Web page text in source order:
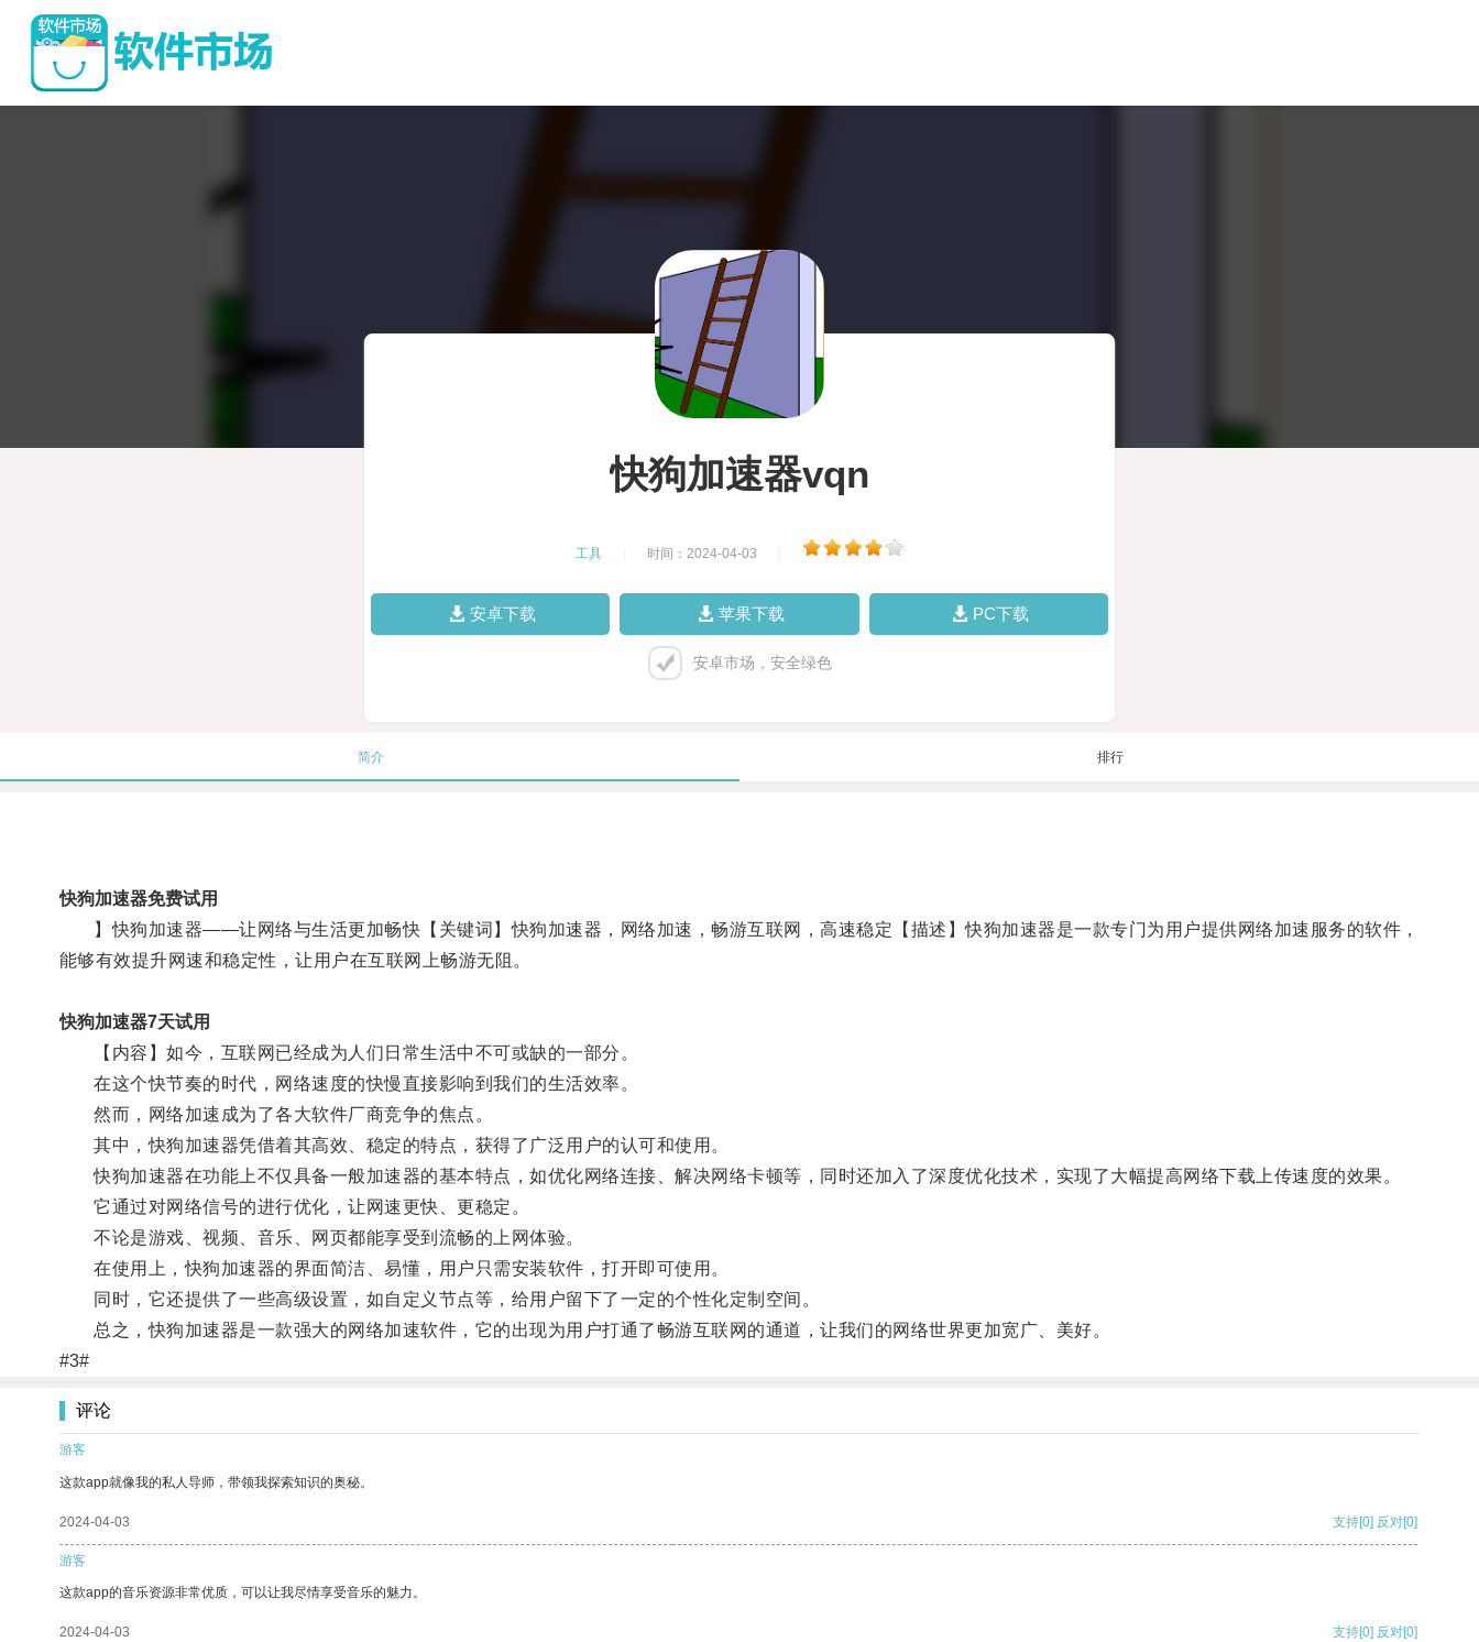
快狗加速器vqn
工具 时间：2024-04-03
安卓下载 苹果下载 PC下载
安卓市场，安全绿色
简介 排行
快狗加速器免费试用
】快狗加速器——让网络与生活更加畅快【关键词】快狗加速器，网络加速，畅游互联网，高速稳定【描述】快狗加速器是一款专门为用户提供网络加速服务的软件，
能够有效提升网速和稳定性，让用户在互联网上畅游无阻。
快狗加速器7天试用
【内容】如今，互联网已经成为人们日常生活中不可或缺的一部分。
在这个快节奏的时代，网络速度的快慢直接影响到我们的生活效率。
然而，网络加速成为了各大软件厂商竞争的焦点。
其中，快狗加速器凭借着其高效、稳定的特点，获得了广泛用户的认可和使用。
快狗加速器在功能上不仅具备一般加速器的基本特点，如优化网络连接、解决网络卡顿等，同时还加入了深度优化技术，实现了大幅提高网络下载上传速度的效果。
它通过对网络信号的进行优化，让网速更快、更稳定。
不论是游戏、视频、音乐、网页都能享受到流畅的上网体验。
在使用上，快狗加速器的界面简洁、易懂，用户只需安装软件，打开即可使用。
同时，它还提供了一些高级设置，如自定义节点等，给用户留下了一定的个性化定制空间。
总之，快狗加速器是一款强大的网络加速软件，它的出现为用户打通了畅游互联网的通道，让我们的网络世界更加宽广、美好。
#3#
评论
游客
这款app就像我的私人导师，带领我探索知识的奥秘。
2024-04-03 支持[0] 反对[0]
游客
这款app的音乐资源非常优质，可以让我尽情享受音乐的魅力。
2024-04-03 支持[0] 反对[0]